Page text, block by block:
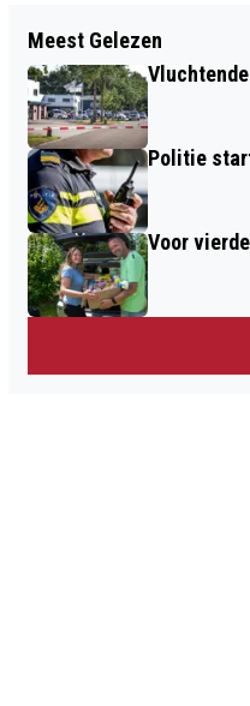
POLITIE ZOEKT
MISHANDELING
OP 5 MEI IN ASSEN
Meest Gelezen
Politie
Voor